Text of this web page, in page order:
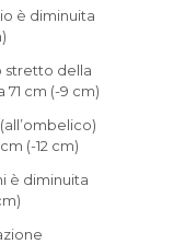
è diminuita
stretto della
cm (-9 cm)
(-12 cm)
è diminuita